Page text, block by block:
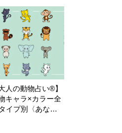
大人の動物占い®】
キャラ×カラー全
イプ別〈あなた